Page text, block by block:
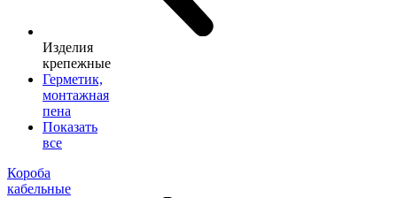
Изделия
крепежные
Герметик,
монтажная
пена
Показать
все
Короба
кабельные